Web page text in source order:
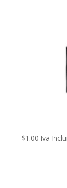
$1.00 Iva